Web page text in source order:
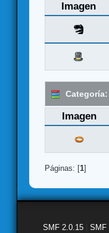
Imagen
Imagen
Páginas: [1]
SMF 2.0.15 SMF